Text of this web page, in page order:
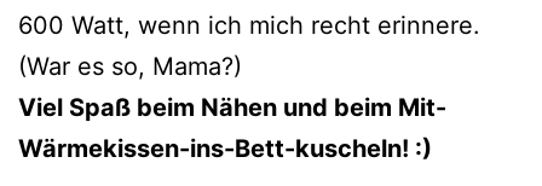
600 Watt, wenn ich mich recht erinnere.
(War es so, Mama?)
Viel Spaß beim Nähen und beim Mit-
Wärmekissen-ins-Bett-kuscheln! :)